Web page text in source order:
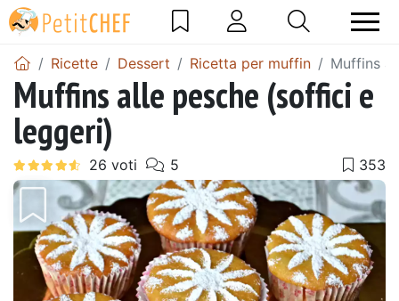
Ricette Dessert Ricetta per muffin Muffins
Muffins alle pesche (soffici e
leggeri)